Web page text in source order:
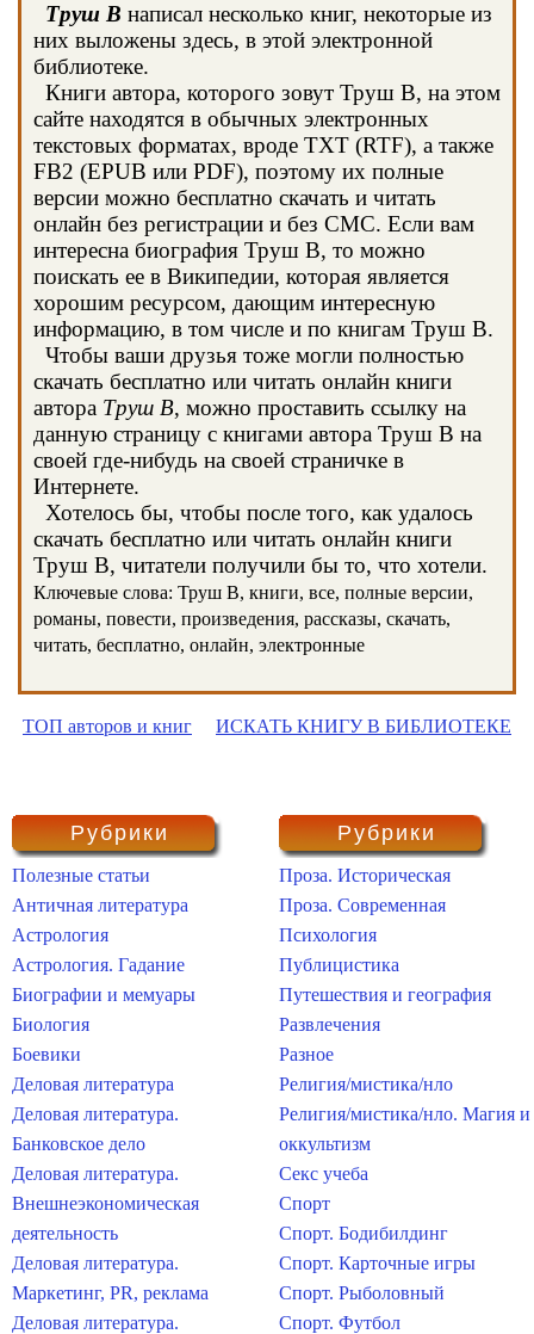
Труш В написал несколько книг, некоторые из
них выложены здесь, в этой электронной
библиотеке.
Книги автора, которого зовут Труш В, на этом
сайте находятся в обычных электронных
текстовых форматах, вроде TXT (RTF), а также
FB2 (EPUB или PDF), поэтому их полные
версии можно бесплатно скачать и читать
онлайн без регистрации и без СМС. Если вам
интересна биография Труш В, то можно
поискать ее в Википедии, которая является
хорошим ресурсом, дающим интересную
информацию, в том числе и по книгам Труш В.
Чтобы ваши друзья тоже могли полностью
скачать бесплатно или читать онлайн книги
автора Труш В, можно проставить ссылку на
данную страницу с книгами автора Труш В на
своей где-нибудь на своей страничке в
Интернете.
Хотелось бы, чтобы после того, как удалось
скачать бесплатно или читать онлайн книги
Труш В, читатели получили бы то, что хотели.
Ключевые слова: Труш В, книги, все, полные версии,
романы, повести, произведения, рассказы, скачать,
читать, бесплатно, онлайн, электронные
ТОП авторов и книг ИСКАТЬ КНИГУ В БИБЛИОТЕКЕ
Рубрики
Полезные статьи
Античная литература
Астрология
Астрология. Гадание
Биографии и мемуары
Биология
Боевики
Деловая литература
Деловая литература.
Банковское дело
Деловая литература.
Внешнеэкономическая
деятельность
Деловая литература.
Маркетинг, PR, реклама
Деловая литература.
Рубрики
Проза. Историческая
Проза. Современная
Психология
Публицистика
Путешествия и география
Развлечения
Разное
Религия/мистика/нло
Религия/мистика/нло. Магия и
оккультизм
Секс учеба
Спорт
Спорт. Бодибилдинг
Спорт. Карточные игры
Спорт. Рыболовный
Спорт. Футбол